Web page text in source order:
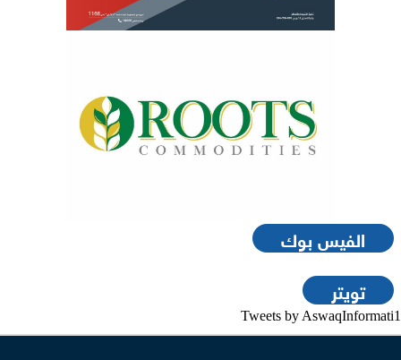
الفيس بوك
تويتر
Tweets by AswaqInformati1